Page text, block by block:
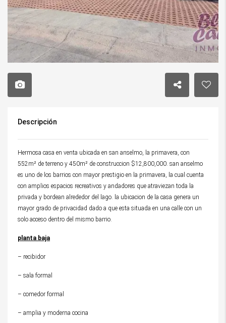
Descripción
Hermosa casa en venta ubicada en san anselmo, la primavera, con
552m² de terreno y 450m² de construccion $12,800,000. san anselmo
es uno de los barrios con mayor prestigio en la primavera, la cual cuenta
con amplios espacios recreativos y andadores que atraviezan toda la
privada y bordean alrededor del lago. la ubicacion de la casa genera un
mayor grado de privacidad dado a que esta situada en una calle con un
solo acceso dentro del mismo barrio.
planta baja
– recibidor
– sala formal
– comedor formal
– amplia y moderna cocina